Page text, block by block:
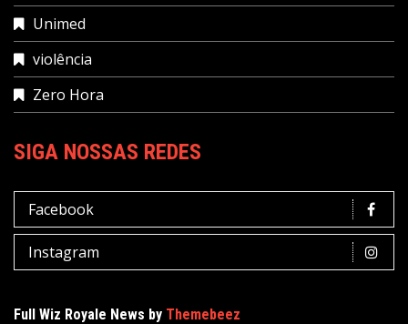
Unimed
violência
Zero Hora
SIGA NOSSAS REDES
Facebook
Instagram
Full Wiz Royale News by Themebeez